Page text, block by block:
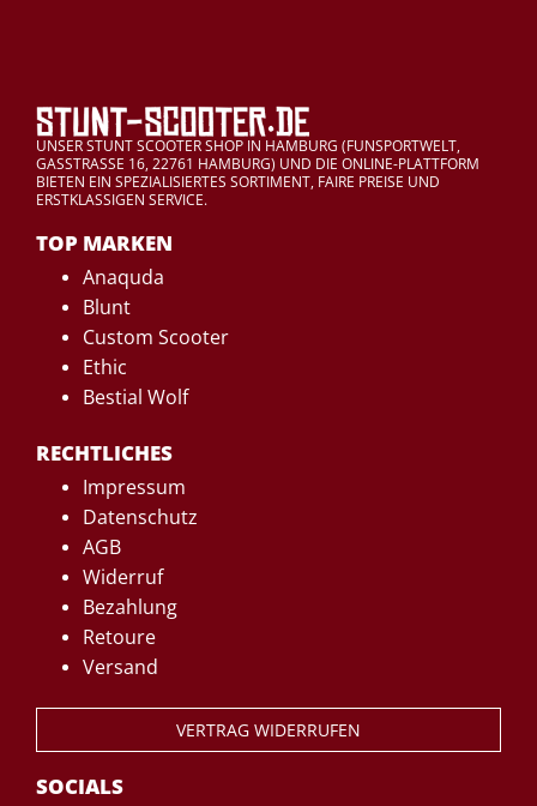
UNSER STUNT SCOOTER SHOP IN HAMBURG (FUNSPORTWELT,
GASSTRASSE 16, 22761 HAMBURG) UND DIE ONLINE-PLATTFORM
BIETEN EIN SPEZIALISIERTES SORTIMENT, FAIRE PREISE UND
ERSTKLASSIGEN SERVICE.
TOP MARKEN
Anaquda
Blunt
Custom Scooter
Ethic
Bestial Wolf
RECHTLICHES
Impressum
Datenschutz
AGB
Widerruf
Bezahlung
Retoure
Versand
VERTRAG WIDERRUFEN
SOCIALS